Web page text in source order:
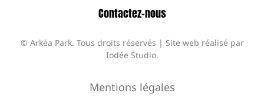
Contactez-nous
© Arkéa Park. Tous droits réservés | Site web réalisé par
Iodée Studio.
Mentions légales